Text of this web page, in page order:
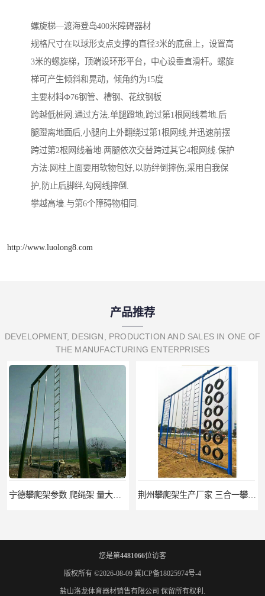
螺旋梯—渡海登岛400米障碍器材
规格尺寸在以球形支点支撑的直径3米的底盘上，设置高
3米的螺旋梯，顶端设环形平台，中心设垂直滑杆。螺旋
梯可产生倾斜和晃动，倾角约为15度
主要材料Ф76钢管、槽钢、花纹钢板
跨越低桩网.通过方法.单腿蹬地,跨过第1根网线着地.后
腿蹬离地面后,小腿向上外翻绕过第1根网线,并迅速前摆
跨过第2根网线着地.两腿依次交替跨过其它4根网线.保护
方法:网柱上面要用软物包好,以防绊倒摔伤;采用自我保
护,防止后脚绊,勾网线摔倒.
攀越高墙.与第6个障碍物相同.
http://www.luolong8.com
产品推荐
DEVELOPMENT, DESIGN, PRODUCTION AND SALES IN ONE OF
THE MANUFACTURING ENTERPRISES
宁德攀爬架参数 爬绳架 量大优惠 荆州攀爬架生产厂家 三合一攀登架 定做加工
您是第4481066位访客
版权所有 ©2026-08-09 冀ICP备18025974号-4
盐山洛龙体育器材销售有限公司 保留所有权利.